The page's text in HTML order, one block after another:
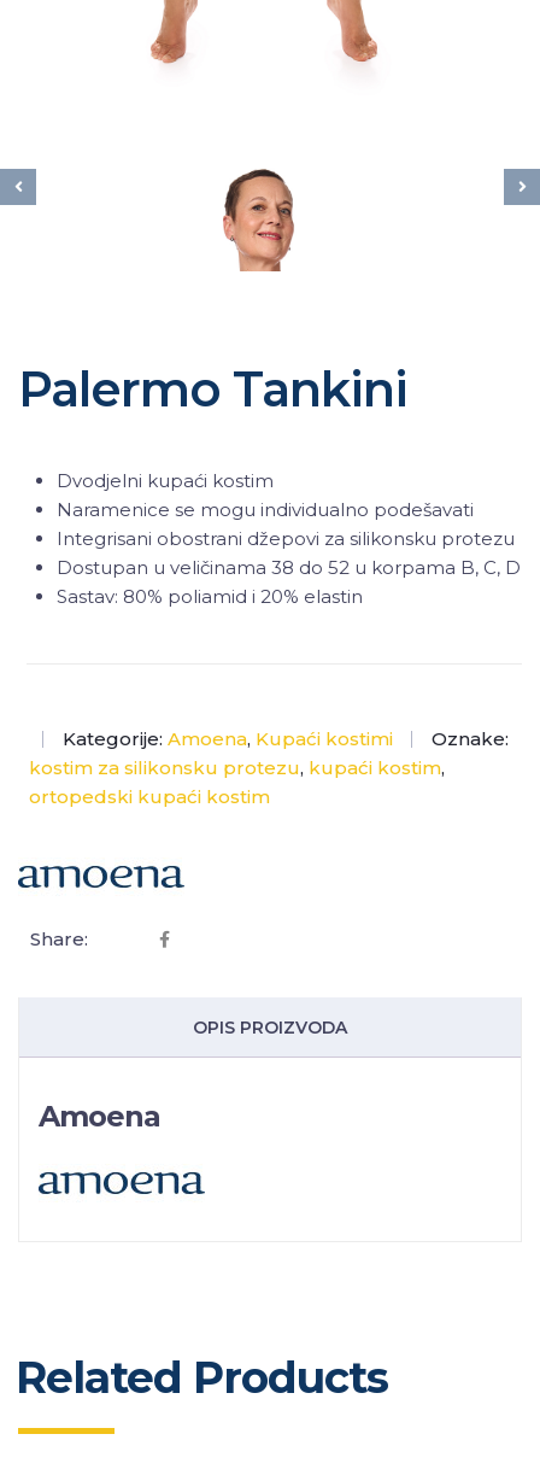
Palermo Tankini
Dvodjelni kupaći kostim
Naramenice se mogu individualno podešavati
Integrisani obostrani džepovi za silikonsku protezu
Dostupan u veličinama 38 do 52 u korpama B, C, D
Sastav: 80% poliamid i 20% elastin
Kategorije: Amoena, Kupaći kostimi
Oznake:
kostim za silikonsku protezu, kupaći kostim,
ortopedski kupaći kostim
Share:
OPIS PROIZVODA
Amoena
Related Products